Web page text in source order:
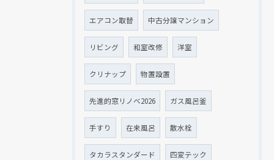
エアコン取替 中古分譲マンション
リビング 和室改修 洋室
クリナップ 物置設置
先進的窓リノベ2026 ガス風呂釜
手すり 在来風呂 散水栓
タカラスタンダード 四変テック